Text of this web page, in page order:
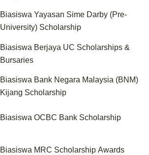
Biasiswa Yayasan Sime Darby (Pre-
University) Scholarship
Biasiswa Berjaya UC Scholarships &
Bursaries
Biasiswa Bank Negara Malaysia (BNM)
Kijang Scholarship
Biasiswa OCBC Bank Scholarship
Biasiswa MRC Scholarship Awards